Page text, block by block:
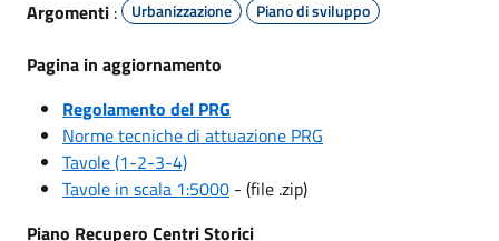
Argomenti : Urbanizzazione Piano di sviluppo
Pagina in aggiornamento
Regolamento del PRG
Norme tecniche di attuazione PRG
Tavole (1-2-3-4)
Tavole in scala 1:5000 - (file .zip)
Piano Recupero Centri Storici